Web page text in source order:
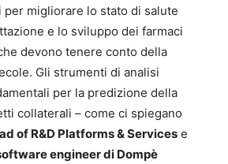
migliorare lo stato di salute
e lo sviluppo dei farmaci
devono tenere conto della
Gli strumenti di analisi
per la predizione della
collaterali – come ci spiegano
of R&D Platforms & Services e
engineer di Dompè